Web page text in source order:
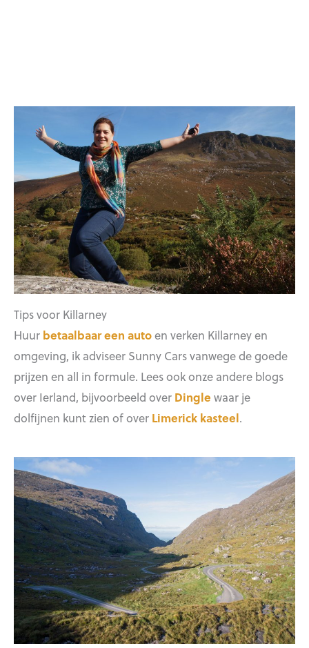
Tips voor Killarney
Huur betaalbaar een autoen verken Killarney en
omgeving, ik adviseer Sunny Cars vanwege de goede
prijzen en all in formule. Lees ook onze andere blogs
over Ierland, bijvoorbeeld over Dingle waar je
dolfijnen kunt zien of over Limerick kasteel.